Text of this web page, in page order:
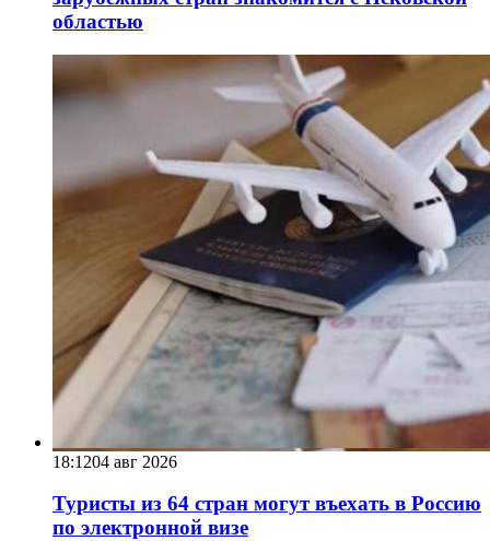
областью
18:1204 авг 2026
Туристы из 64 стран могут въехать в Россию
по электронной визе